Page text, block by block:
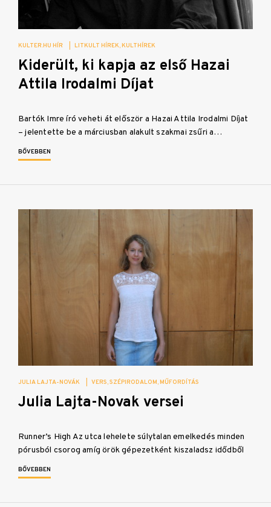
KULTER.HU HÍR LITKULT HÍREK KULTHÍREK
Kiderült, ki kapja az első Hazai
Attila Irodalmi Díjat
Bartók Imre író veheti át először a Hazai Attila Irodalmi Díjat
– jelentette be a márciusban alakult szakmai zsűri a…
BŐVEBBEN
JULIA LAJTA-NOVÁK VERS SZÉPIRODALOM MŰFORDÍTÁS
Julia Lajta-Novak versei
Runner’s High Az utca lehelete súlytalan emelkedés minden
pórusból csorog amíg örök gépezetként kiszaladsz idődből
BŐVEBBEN